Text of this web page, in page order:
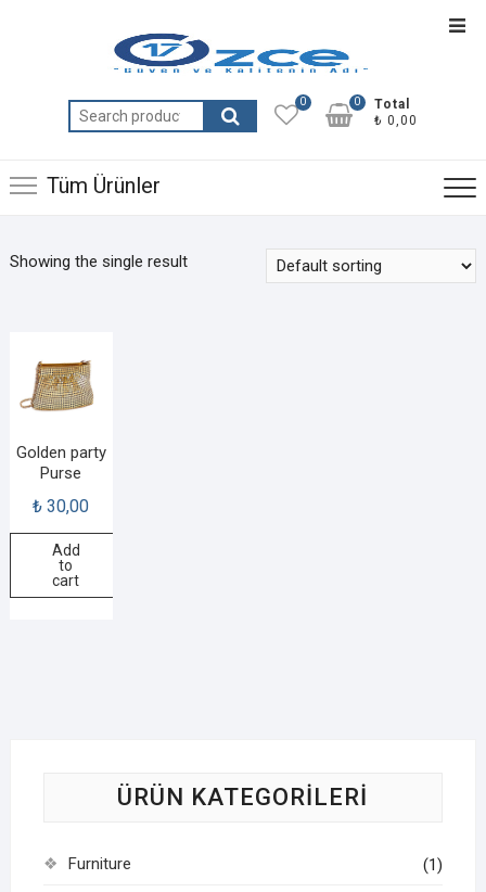
Search
for:
0
Total
₺ 0,00
0
Tüm Ürünler
Showing the single result
Golden party
Purse
₺ 30,00
Add
to
cart
ÜRÜN KATEGORILERI
Furniture (1)